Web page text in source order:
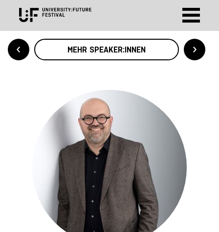
MEHR SPEAKER:INNEN